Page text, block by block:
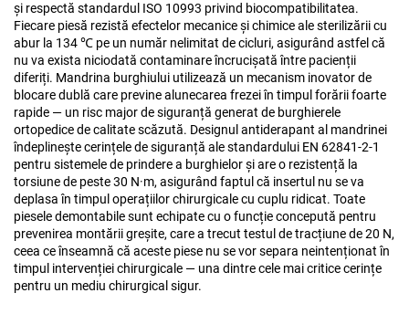
și respectă standardul ISO 10993 privind biocompatibilitatea.
Fiecare piesă rezistă efectelor mecanice și chimice ale sterilizării cu
abur la 134 ℃ pe un număr nelimitat de cicluri, asigurând astfel că
nu va exista niciodată contaminare încrucișată între pacienții
diferiți. Mandrina burghiului utilizează un mecanism inovator de
blocare dublă care previne alunecarea frezei în timpul forării foarte
rapide — un risc major de siguranță generat de burghierele
ortopedice de calitate scăzută. Designul antiderapant al mandrinei
îndeplinește cerințele de siguranță ale standardului EN 62841-2-1
pentru sistemele de prindere a burghielor și are o rezistență la
torsiune de peste 30 N·m, asigurând faptul că insertul nu se va
deplasa în timpul operațiilor chirurgicale cu cuplu ridicat. Toate
piesele demontabile sunt echipate cu o funcție concepută pentru
prevenirea montării greșite, care a trecut testul de tracțiune de 20 N,
ceea ce înseamnă că aceste piese nu se vor separa neintenționat în
timpul intervenției chirurgicale — una dintre cele mai critice cerințe
pentru un mediu chirurgical sigur.